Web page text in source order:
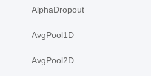
AlphaDropout
AvgPool1D
AvgPool2D